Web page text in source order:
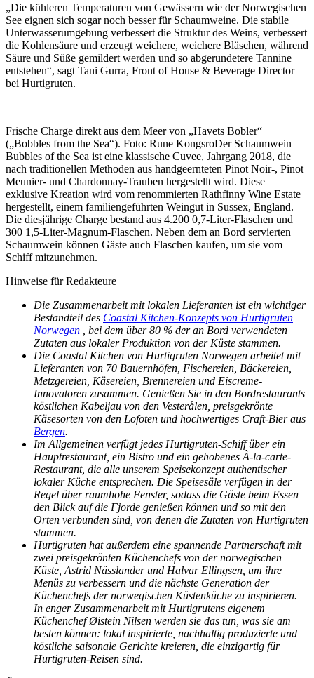
„Die kühleren Temperaturen von Gewässern wie der Norwegischen
See eignen sich sogar noch besser für Schaumweine. Die stabile
Unterwasserumgebung verbessert die Struktur des Weins, verbessert
die Kohlensäure und erzeugt weichere, weichere Bläschen, während
Säure und Süße gemildert werden und so abgerundetere Tannine
entstehen“, sagt Tani Gurra, Front of House & Beverage Director
bei Hurtigruten.
Frische Charge direkt aus dem Meer von „Havets Bobler“
(„Bobbles from the Sea“). Foto: Rune KongsroDer Schaumwein
Bubbles of the Sea ist eine klassische Cuvee, Jahrgang 2018, die
nach traditionellen Methoden aus handgeernteten Pinot Noir-, Pinot
Meunier- und Chardonnay-Trauben hergestellt wird. Diese
exklusive Kreation wird vom renommierten Rathfinny Wine Estate
hergestellt, einem familiengeführten Weingut in Sussex, England.
Die diesjährige Charge bestand aus 4.200 0,7-Liter-Flaschen und
300 1,5-Liter-Magnum-Flaschen. Neben dem an Bord servierten
Schaumwein können Gäste auch Flaschen kaufen, um sie vom
Schiff mitzunehmen.
Hinweise für Redakteure
Die Zusammenarbeit mit lokalen Lieferanten ist ein wichtiger
Bestandteil des Coastal Kitchen-Konzepts von Hurtigruten
Norwegen , bei dem über 80 % der an Bord verwendeten
Zutaten aus lokaler Produktion von der Küste stammen.
Die Coastal Kitchen von Hurtigruten Norwegen arbeitet mit
Lieferanten von 70 Bauernhöfen, Fischereien, Bäckereien,
Metzgereien, Käsereien, Brennereien und Eiscreme-
Innovatoren zusammen. Genießen Sie in den Bordrestaurants
köstlichen Kabeljau von den Vesterålen, preisgekrönte
Käsesorten von den Lofoten und hochwertiges Craft-Bier aus
Bergen.
Im Allgemeinen verfügt jedes Hurtigruten-Schiff über ein
Hauptrestaurant, ein Bistro und ein gehobenes À-la-carte-
Restaurant, die alle unserem Speisekonzept authentischer
lokaler Küche entsprechen. Die Speisesäle verfügen in der
Regel über raumhohe Fenster, sodass die Gäste beim Essen
den Blick auf die Fjorde genießen können und so mit den
Orten verbunden sind, von denen die Zutaten von Hurtigruten
stammen.
Hurtigruten hat außerdem eine spannende Partnerschaft mit
zwei preisgekrönten Küchenchefs von der norwegischen
Küste, Astrid Nässlander und Halvar Ellingsen, um ihre
Menüs zu verbessern und die nächste Generation der
Küchenchefs der norwegischen Küstenküche zu inspirieren.
In enger Zusammenarbeit mit Hurtigrutens eigenem
Küchenchef Øistein Nilsen werden sie das tun, was sie am
besten können: lokal inspirierte, nachhaltig produzierte und
köstliche saisonale Gerichte kreieren, die einzigartig für
Hurtigruten-Reisen sind.